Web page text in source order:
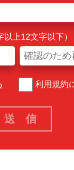
上12文字以下）
利用規約